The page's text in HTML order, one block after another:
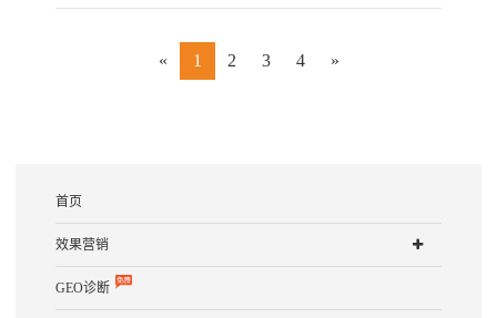
« 1 2 3 4 »
首页
效果营销
GEO诊断